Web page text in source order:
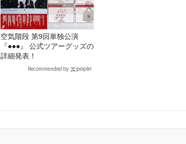
空気階段 第9回単独公演
『●●●』 公式ツアーグッズの
詳細発表！
Recommended by